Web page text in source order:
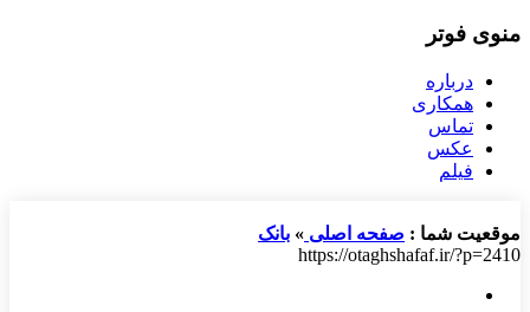
منوی فوتر
درباره
همکاری
تماس
عکس
فیلم
موقعیت شما : صفحه اصلی » بانک
https://otaghshafaf.ir/?p=2410